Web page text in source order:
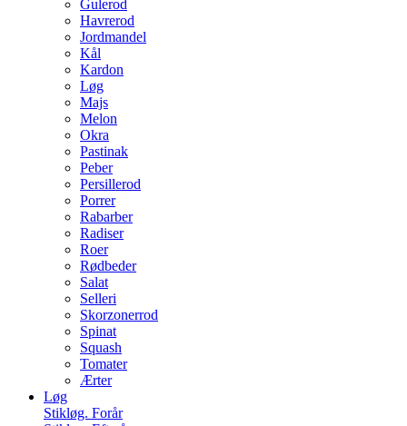
Gulerod
Havrerod
Jordmandel
Kål
Kardon
Løg
Majs
Melon
Okra
Pastinak
Peber
Persillerod
Porrer
Rabarber
Radiser
Roer
Rødbeder
Salat
Selleri
Skorzonerrod
Spinat
Squash
Tomater
Ærter
Løg
Stikløg. Forår